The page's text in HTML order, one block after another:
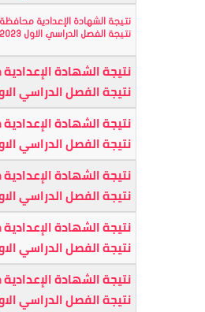
نتيجة الشهادة الإعدادية
نتيجة الفصل الدراسي الاول 2023
نتيجة الشهادة
نتيجة الفصل الدراسي الاول
نتيجة الشهادة
نتيجة الفصل الدراسي الاول
نتيجة الشهادة
نتيجة الفصل الدراسي الاول
نتيجة الشهادة
نتيجة الفصل الدراسي الاول
نتيجة الشهادة
نتيجة الفصل الدراسي الاول